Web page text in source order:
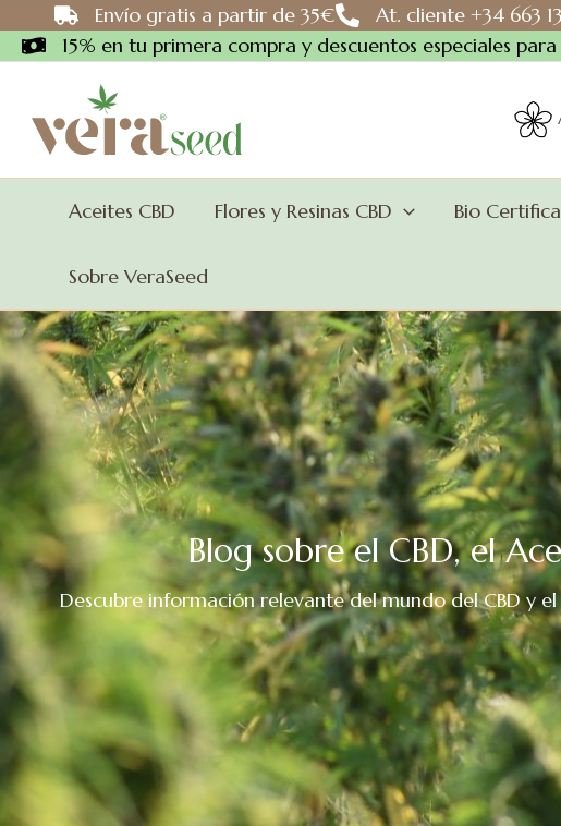
Envío gratis a partir de 35€
At. cliente +34 663
15% en tu primera compra y descuentos especiales para
Aceites CBD Flores y Resinas CBD Bio
Sobre VeraSeed
Blog sobre el CBD, el
Descubre información relevante del mundo del CBD y